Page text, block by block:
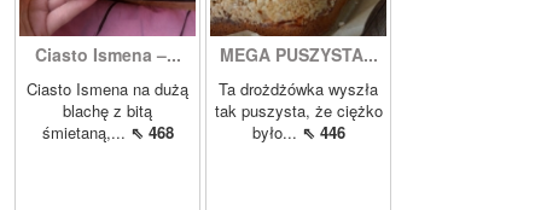
Ciasto Ismena –...
Ciasto Ismena na dużą
blachę z bitą
śmietaną,... ⇖ 468
MEGA PUSZYSTA...
Ta drożdżówka wyszła
tak puszysta, że ciężko
było... ⇖ 446